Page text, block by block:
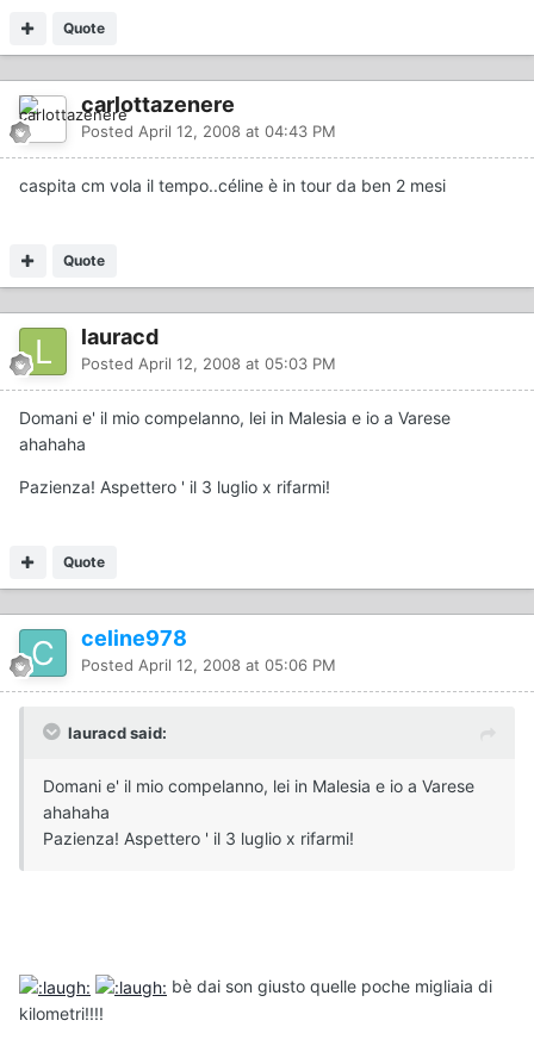
Quote
carlottazenere
Posted April 12, 2008 at 04:43 PM
caspita cm vola il tempo..céline è in tour da ben 2 mesi
Quote
lauracd
Posted April 12, 2008 at 05:03 PM
Domani e' il mio compelanno, lei in Malesia e io a Varese
ahahaha
Pazienza! Aspettero ' il 3 luglio x rifarmi!
Quote
celine978
Posted April 12, 2008 at 05:06 PM
lauracd said:
Domani e' il mio compelanno, lei in Malesia e io a Varese
ahahaha
Pazienza! Aspettero ' il 3 luglio x rifarmi!
bè dai son giusto quelle poche migliaia di
kilometri!!!!